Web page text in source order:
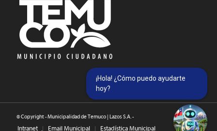
© Copyright - Municipalidad de Temuco | Lazos S.A. -
Intranet Email Municipal Estadística Municipal
¡Hola! ¿Cómo puedo ayudarte
hoy?